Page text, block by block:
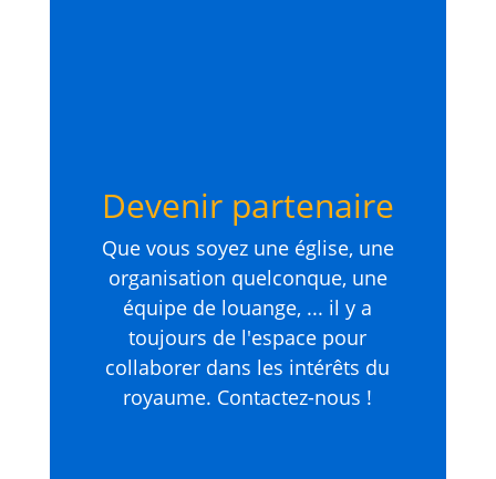
Devenir partenaire
Que vous soyez une église, une
organisation quelconque, une
équipe de louange, ... il y a
toujours de l'espace pour
collaborer dans les intérêts du
royaume. Contactez-nous !